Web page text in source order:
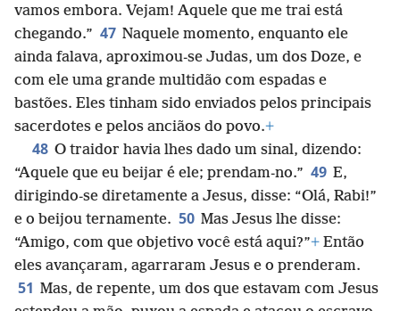
vamos embora. Vejam! Aquele que me trai está
chegando.” 47 Naquele momento, enquanto ele
ainda falava, aproximou-se Judas, um dos Doze, e
com ele uma grande multidão com espadas e
bastões. Eles tinham sido enviados pelos principais
sacerdotes e pelos anciãos do povo.+
48 O traidor havia lhes dado um sinal, dizendo:
“Aquele que eu beijar é ele; prendam-no.” 49 E,
dirigindo-se diretamente a Jesus, disse: “Olá, Rabi!”
e o beijou ternamente. 50 Mas Jesus lhe disse:
“Amigo, com que objetivo você está aqui?”+ Então
eles avançaram, agarraram Jesus e o prenderam.
51 Mas, de repente, um dos que estavam com Jesus